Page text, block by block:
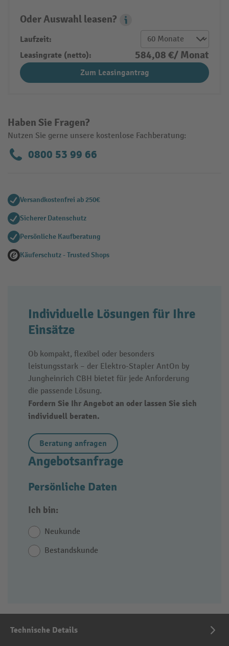
Haben Sie Fragen?
Nutzen Sie gerne unsere kostenlose Fachberatung:
0800 53 99 66
Oder Auswahl leasen?
Leasing Popover
Laufzeit:
Leasingrate (netto):
584,08 €/ Monat
Zum Leasingantrag
Versandkostenfrei ab 250€
Sicherer Datenschutz
Persönliche Kaufberatung
Käuferschutz - Trusted Shops
Individuelle Lösungen für Ihre
Einsätze
Ob kompakt, flexibel oder besonders
leistungsstark – der Elektro-Stapler AntOn by
Jungheinrich CBH bietet für jede Anforderung
die passende Lösung.
Fordern Sie Ihr Angebot an oder lassen Sie sich
individuell beraten.
Beratung anfragen
Angebotsanfrage
Persönliche Daten
Ich bin:
Neukunde
Bestandskunde
Technische Details